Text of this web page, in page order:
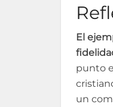
El
punto
un